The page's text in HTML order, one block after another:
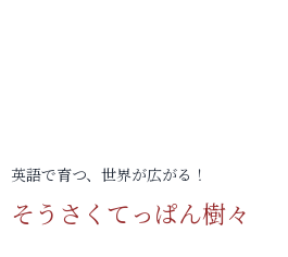
英語で育つ、世界が広がる！
そうさくてっぱん樹々